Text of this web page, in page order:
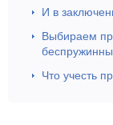
И в
Выбираем
Что учесть